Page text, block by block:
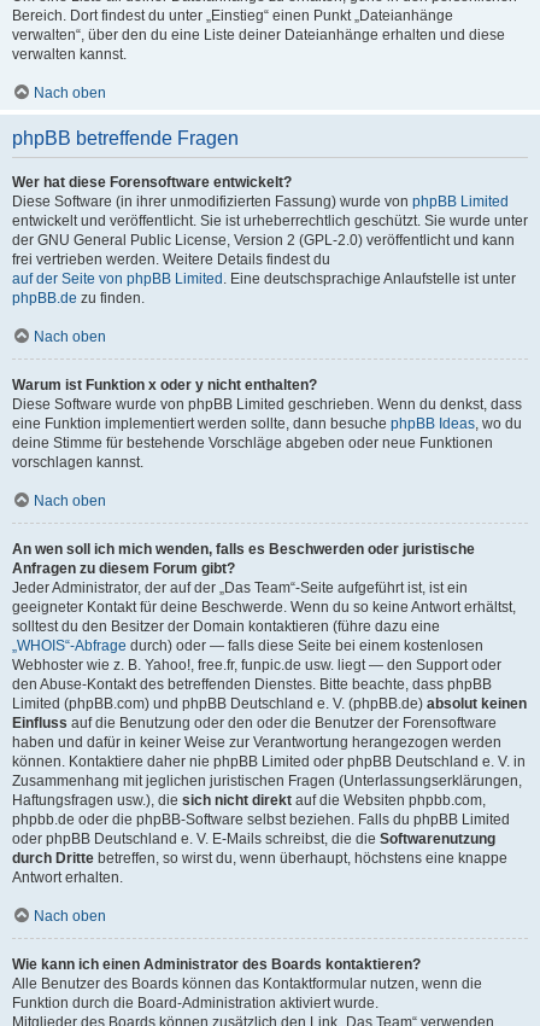
Bereich. Dort findest du unter „Einstieg“ einen Punkt „Dateianhänge
verwalten“, über den du eine Liste deiner Dateianhänge erhalten und diese
verwalten kannst.
Nach oben
phpBB betreffende Fragen
Wer hat diese Forensoftware entwickelt?
Diese Software (in ihrer unmodifizierten Fassung) wurde von phpBB Limited
entwickelt und veröffentlicht. Sie ist urheberrechtlich geschützt. Sie wurde unter
der GNU General Public License, Version 2 (GPL-2.0) veröffentlicht und kann
frei vertrieben werden. Weitere Details findest du
auf der Seite von phpBB Limited . Eine deutschsprachige Anlaufstelle ist unter
phpBB.de zu finden.
Nach oben
Warum ist Funktion x oder y nicht enthalten?
Diese Software wurde von phpBB Limited geschrieben. Wenn du denkst, dass
eine Funktion implementiert werden sollte, dann besuche phpBB Ideas, wo du
deine Stimme für bestehende Vorschläge abgeben oder neue Funktionen
vorschlagen kannst.
Nach oben
An wen soll ich mich wenden, falls es Beschwerden oder juristische
Anfragen zu diesem Forum gibt?
Jeder Administrator, der auf der „Das Team“-Seite aufgeführt ist, ist ein
geeigneter Kontakt für deine Beschwerde. Wenn du so keine Antwort erhältst,
solltest du den Besitzer der Domain kontaktieren (führe dazu eine
„WHOIS“-Abfrage durch) oder — falls diese Seite bei einem kostenlosen
Webhoster wie z. B. Yahoo!, free.fr, funpic.de usw. liegt — den Support oder
den Abuse-Kontakt des betreffenden Dienstes. Bitte beachte, dass phpBB
Limited (phpBB.com) und phpBB Deutschland e. V. (phpBB.de) absolut keinen
Einfluss auf die Benutzung oder den oder die Benutzer der Forensoftware
haben und dafür in keiner Weise zur Verantwortung herangezogen werden
können. Kontaktiere daher nie phpBB Limited oder phpBB Deutschland e. V. in
Zusammenhang mit jeglichen juristischen Fragen (Unterlassungserklärungen,
Haftungsfragen usw.), die sich nicht direkt auf die Websiten phpbb.com,
phpbb.de oder die phpBB-Software selbst beziehen. Falls du phpBB Limited
oder phpBB Deutschland e. V. E-Mails schreibst, die die Softwarenutzung
durch Dritte betreffen, so wirst du, wenn überhaupt, höchstens eine knappe
Antwort erhalten.
Nach oben
Wie kann ich einen Administrator des Boards kontaktieren?
Alle Benutzer des Boards können das Kontaktformular nutzen, wenn die
Funktion durch die Board-Administration aktiviert wurde.
Mitglieder des Boards können zusätzlich den Link „Das Team“ verwenden.